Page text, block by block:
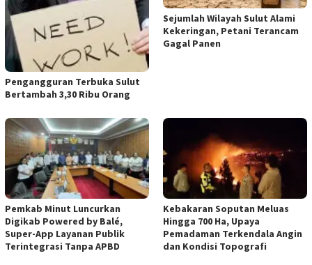
Pengangguran Terbuka Sulut
Bertambah 3,30 Ribu Orang
Sejumlah Wilayah Sulut Alami
Kekeringan, Petani Terancam
Gagal Panen
Pemkab Minut Luncurkan
Digikab Powered by Balé,
Super-App Layanan Publik
Terintegrasi Tanpa APBD
Kebakaran Soputan Meluas
Hingga 700 Ha, Upaya
Pemadaman Terkendala Angin
dan Kondisi Topografi